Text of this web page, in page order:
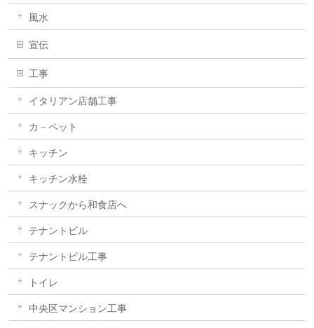
風水
宣伝
工事
イタリアン店舗工事
カ－ペット
キッチン
キッチン水栓
スナックから和食店へ
テナントビル
テナントビル工事
トイレ
中央区マンション工事